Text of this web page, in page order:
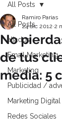
All Posts
aliados
Email Marketing
Marketing
Publicidad /
Marketing Digital
Redes Sociales
All Posts
No
de tus
media: 5
Ramiro Parias
24 dic 2012 2